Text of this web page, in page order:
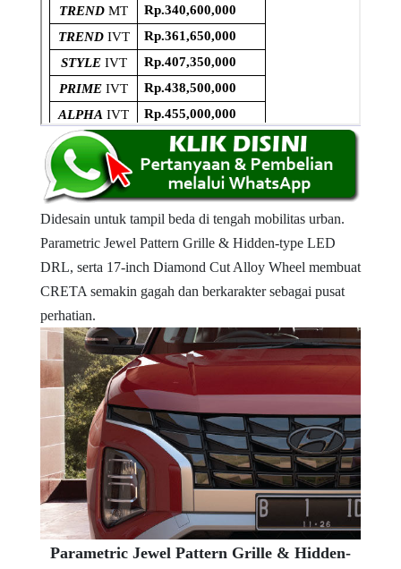
Didesain untuk tampil beda di tengah mobilitas urban.
Parametric Jewel Pattern Grille & Hidden-type LED
DRL, serta 17-inch Diamond Cut Alloy Wheel membuat
CRETA semakin gagah dan berkarakter sebagai pusat
perhatian.
Parametric Jewel Pattern Grille & Hidden-